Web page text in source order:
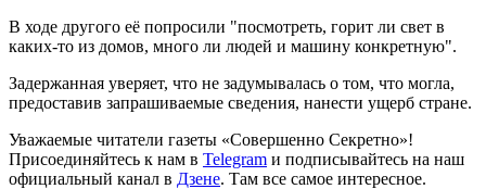
В ходе другого её попросили "посмотреть, горит ли свет в
каких-то из домов, много ли людей и машину конкретную".
Задержанная уверяет, что не задумывалась о том, что могла,
предоставив запрашиваемые сведения, нанести ущерб стране.
Уважаемые читатели газеты «Совершенно Секретно»!
Присоединяйтесь к нам в Telegram и подписывайтесь на наш
официальный канал в Дзене. Там все самое интересное.